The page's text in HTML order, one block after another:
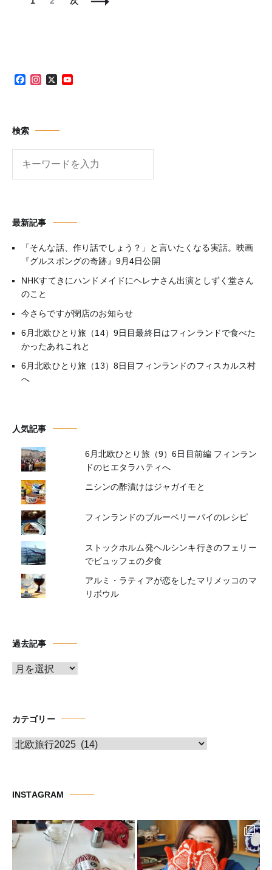
ョFacebook
Instagram
X
検索
最新記事
「そんな話、作り話でしょう？」と言いたくなる実話。映画
『グルスポングの奇跡』9月4日公開
NHKすてきにハンドメイドにヘレナさん出演としずく堂さん
のこと
今さらですが閉店のお知らせ
6月北欧ひとり旅（14）9日目最終日はフィンランドで食べた
かったあれこれと
6月北欧ひとり旅（13）8日目フィンランドのフィスカルス村
へ
人気記事
6月北欧ひとり旅（9）6日目前編 フィンラン
ドのヒエタラハティへ
ニシンの酢漬けはジャガイモと
フィンランドのブルーベリーパイのレシピ
ストックホルム発ヘルシンキ行きのフェリー
でビュッフェの夕食
アルミ・ラティアが恋をしたマリメッコのマ
リボウル
過去記事
ア
ブ
カテゴリー
カ
ー
INSTAGRAM